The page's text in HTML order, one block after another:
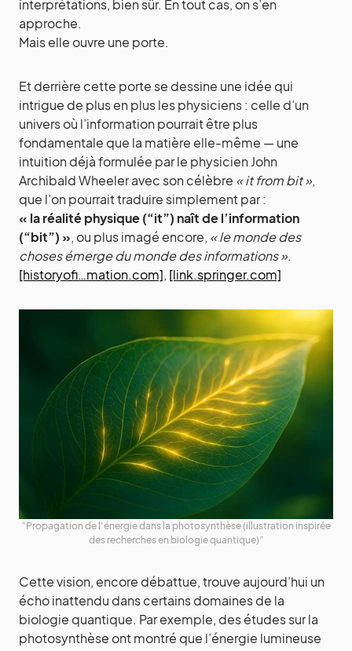
interprétations, bien sûr. En tout cas, on s’en
approche.
Mais elle ouvre une porte.
Et derrière cette porte se dessine une idée qui
intrigue de plus en plus les physiciens : celle d’un
univers où l’information pourrait être plus
fondamentale que la matière elle-même — une
intuition déjà formulée par le physicien John
Archibald Wheeler avec son célèbre « it from bit »,
que l’on pourrait traduire simplement par :
« la réalité physique (“it”) naît de l’information
(“bit”) », ou plus imagé encore, « le monde des
choses émerge du monde des informations ».
[historyofi…mation.com], [link.springer.com]
”Propagation de l’énergie dans la photosynthèse (illustration inspirée
des recherches en biologie quantique)”
Cette vision, encore débattue, trouve aujourd’hui un
écho inattendu dans certains domaines de la
biologie quantique. Par exemple, des études sur la
photosynthèse ont montré que l’énergie lumineuse